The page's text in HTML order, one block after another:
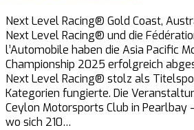
Next Level Racing® Gold Coast,
Next Level Racing® und die
l’Automobile haben die Asia Pacific
Championship 2025 erfolgreich
Next Level Racing® stolz als
Kategorien fungierte. Die
Ceylon Motorsports Club in Pearlbay
wo sich 210…